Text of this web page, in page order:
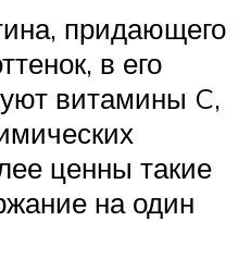
придающего
в его
витамины C,
ценны такие
на один